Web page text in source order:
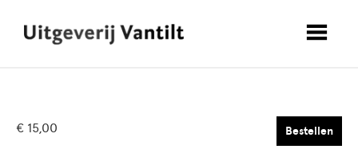
€ 15,00 Bestellen